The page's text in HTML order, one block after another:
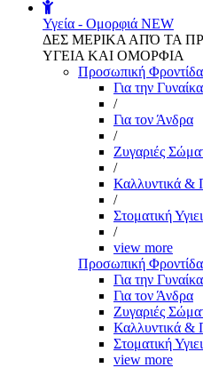
Υγεία - Ομορφιά NEW
ΔΕΣ ΜΕΡΙΚΑ ΑΠΌ ΤΑ
ΥΓΕΙΑ ΚΑΙ ΟΜΟΡΦΙΑ
Προσωπική Φροντίδα
Για την Γυναίκα
/
Για τον Άνδρα
/
Ζυγαριές
/
Καλλυντικά &
/
Στοματική
/
view more
Προσωπική Φροντίδα
Για την Γυναίκα
Για τον Άνδρα
Ζυγαριές
Καλλυντικά &
Στοματική
view more